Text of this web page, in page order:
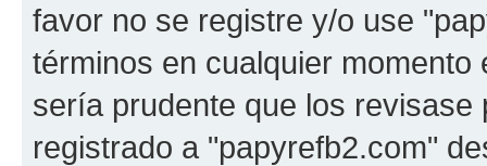
favor no se registre y/o use
términos en cualquier
sería prudente que los
registrado a "papyrefb2.com"